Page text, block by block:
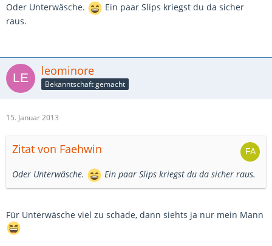
Oder Unterwäsche.
Ein paar Slips kriegst du da sicher
raus.
leominore
Bekanntschaft gemacht
15. Januar 2013
Zitat von Faehwin
Oder Unterwäsche. Ein paar Slips kriegst du da sicher raus.
Für Unterwäsche viel zu schade, dann siehts ja nur mein Mann